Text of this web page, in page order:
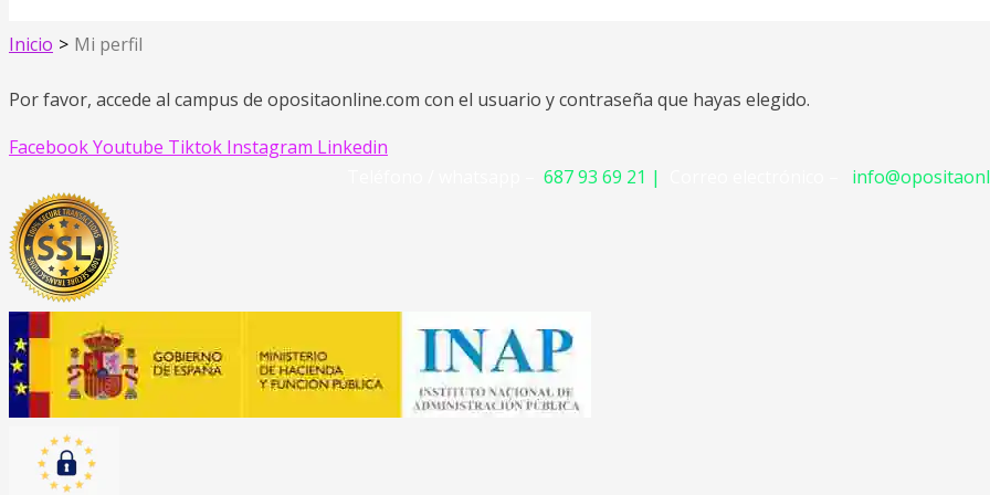
Inicio Mi perfil
Por favor, accede al campus de opositaonline.com con el usuario y contraseña que hayas elegido.
FacebookYoutube Tiktok Instagram Linkedin
687 93 69 21 |